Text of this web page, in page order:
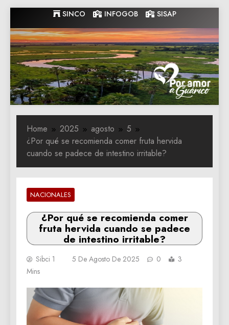
to
content
SINCO INFOGOB SISAP
Gobernacion
de Guarico
Gobernacion de Guarico
Home 2025 agosto
5
¿Por qué se recomienda comer fruta hervida
cuando se padece de intestino irritable?
NACIONALES
¿Por qué se recomienda comer
fruta hervida cuando se padece
de intestino irritable?
Sibci 1 5 De Agosto De 2025 0
3
Mins